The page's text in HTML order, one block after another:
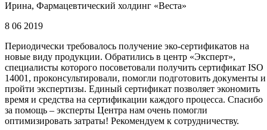
Ирина, Фармацевтический холдинг «Веста»
8 06 2019
Периодически требовалось получение эко-сертификатов на
новые виду продукции. Обратились в центр «Эксперт»,
специалисты которого посоветовали получить сертификат ISO
14001, проконсультировали, помогли подготовить документы и
пройти экспертизы. Единый сертификат позволяет экономить
время и средства на сертификации каждого процесса. Спасибо
за помощь – эксперты Центра нам очень помогли
оптимизировать затраты! Рекомендуем к сотрудничеству.